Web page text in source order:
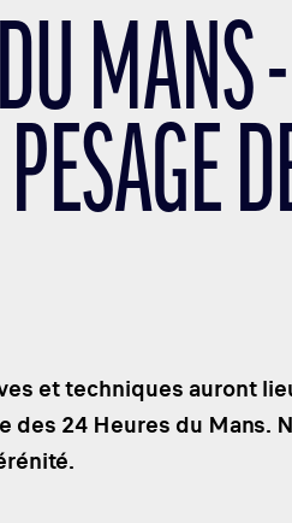
MANS
et techniques auront
des 24 Heures du